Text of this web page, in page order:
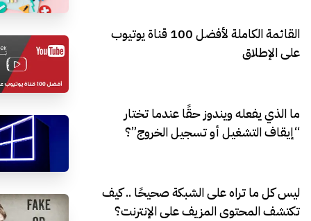
القائمة الكاملة لأفضل 100 قناة يوتيوب
على الإطلاق
ما الذي يفعله ويندوز حقًا عندما تختار
“إيقاف التشغيل أو تسجيل الخروج”؟
ليس كل ما تراه على الشبكة صحيحًا .. كيف
تكتشف المحتوى المزيف على الإنترنت؟